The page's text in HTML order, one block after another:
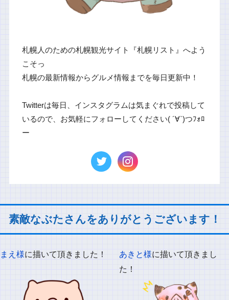
札幌人のための札幌観光サイト『札幌リスト』へよう
こそっ
札幌の最新情報からグルメ情報までを毎日更新中！
Twitterは毎日、インスタグラムは気まぐれで投稿して
いるので、お気軽にフォローしてください( ´∀`)つﾌｫﾛ
ー
素敵なぶたさんをありがとうございます！
まえ様に描いて頂きました！ あきと様に描いて頂きまし
た！